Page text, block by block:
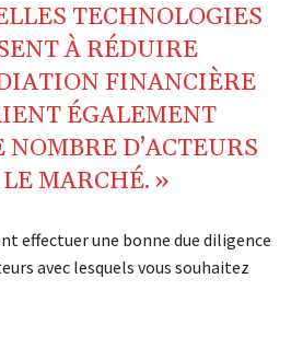
TECHNOLOGIES
À RÉDUIRE
FINANCIÈRE
ÉGALEMENT
D’ACTEURS
MARCHÉ. »
effectuer une bonne due diligence
avec lesquels vous souhaitez